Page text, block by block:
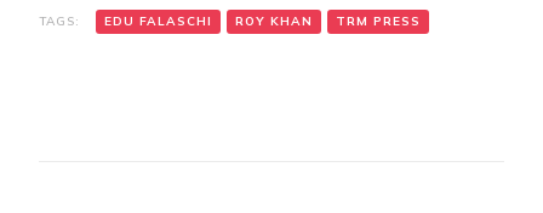
TAGS: EDU FALASCHI ROY KHAN TRM PRESS